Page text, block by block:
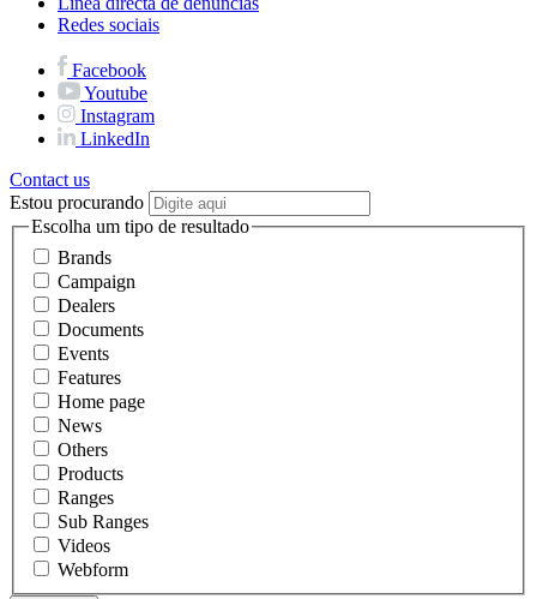
Redes sociais
Facebook
Youtube
Instagram
LinkedIn
Contact us
Estou procurando
Escolha um tipo de resultado
Brands
Campaign
Dealers
Documents
Events
Features
Home page
News
Others
Products
Ranges
Sub Ranges
Videos
Webform